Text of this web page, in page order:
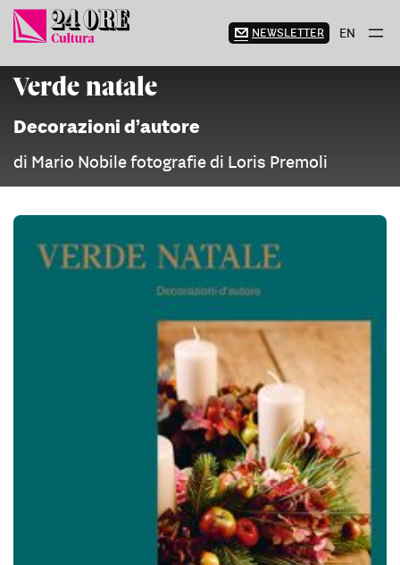
Vai
contenuto
NEWSLETTER EN
Verde natale
Decorazioni d’autore
di Mario Nobile fotografie di Loris Premoli